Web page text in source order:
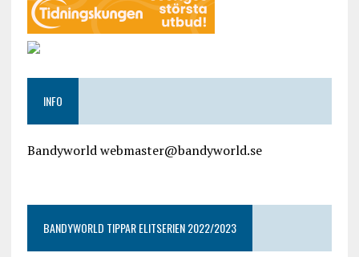
INFO
Bandyworld webmaster@bandyworld.se
BANDYWORLD TIPPAR ELITSERIEN 2022/2023